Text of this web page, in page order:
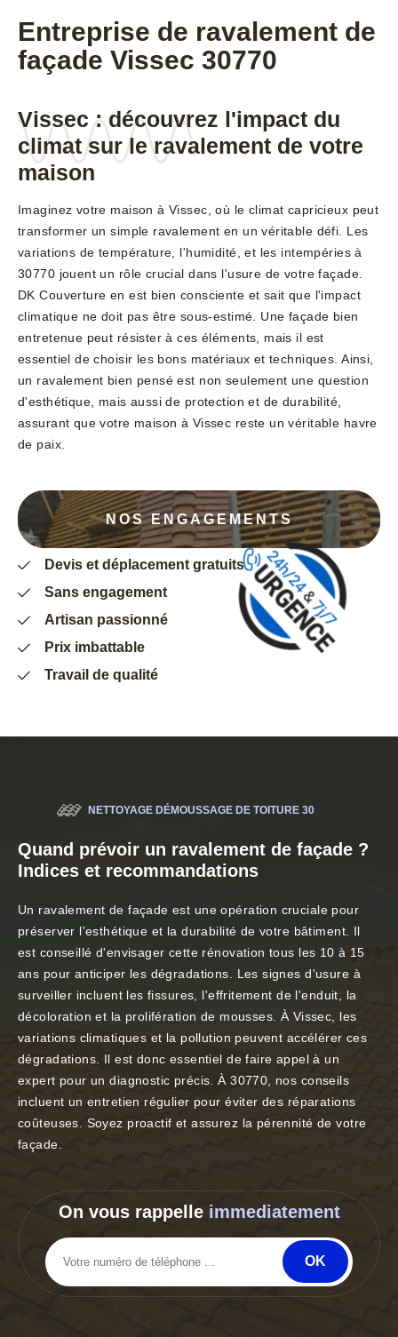
Entreprise de ravalement de
façade Vissec 30770
Vissec : découvrez l'impact du
climat sur le ravalement de votre
maison
Imaginez votre maison à Vissec, où le climat capricieux peut
transformer un simple ravalement en un véritable défi. Les
variations de température, l'humidité, et les intempéries à
30770 jouent un rôle crucial dans l'usure de votre façade.
DK Couverture en est bien consciente et sait que l'impact
climatique ne doit pas être sous-estimé. Une façade bien
entretenue peut résister à ces éléments, mais il est
essentiel de choisir les bons matériaux et techniques. Ainsi,
un ravalement bien pensé est non seulement une question
d'esthétique, mais aussi de protection et de durabilité,
assurant que votre maison à Vissec reste un véritable havre
de paix.
NOS ENGAGEMENTS
Devis et déplacement gratuits
Sans engagement
Artisan passionné
Prix imbattable
Travail de qualité
NETTOYAGE DÉMOUSSAGE DE TOITURE 30
Quand prévoir un ravalement de façade ?
Indices et recommandations
Un ravalement de façade est une opération cruciale pour
préserver l'esthétique et la durabilité de votre bâtiment. Il
est conseillé d'envisager cette rénovation tous les 10 à 15
ans pour anticiper les dégradations. Les signes d'usure à
surveiller incluent les fissures, l'effritement de l'enduit, la
décoloration et la prolifération de mousses. À Vissec, les
variations climatiques et la pollution peuvent accélérer ces
dégradations. Il est donc essentiel de faire appel à un
expert pour un diagnostic précis. À 30770, nos conseils
incluent un entretien régulier pour éviter des réparations
coûteuses. Soyez proactif et assurez la pérennité de votre
façade.
On vous rappelle immediatement